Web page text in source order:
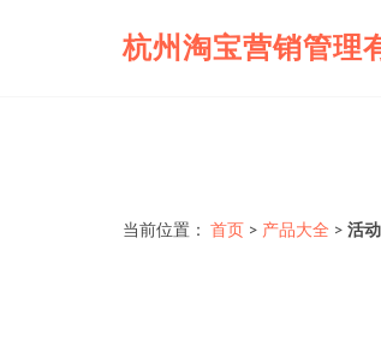
杭州淘宝营销管理
当前位置： 首页 > 产品大全 > 活